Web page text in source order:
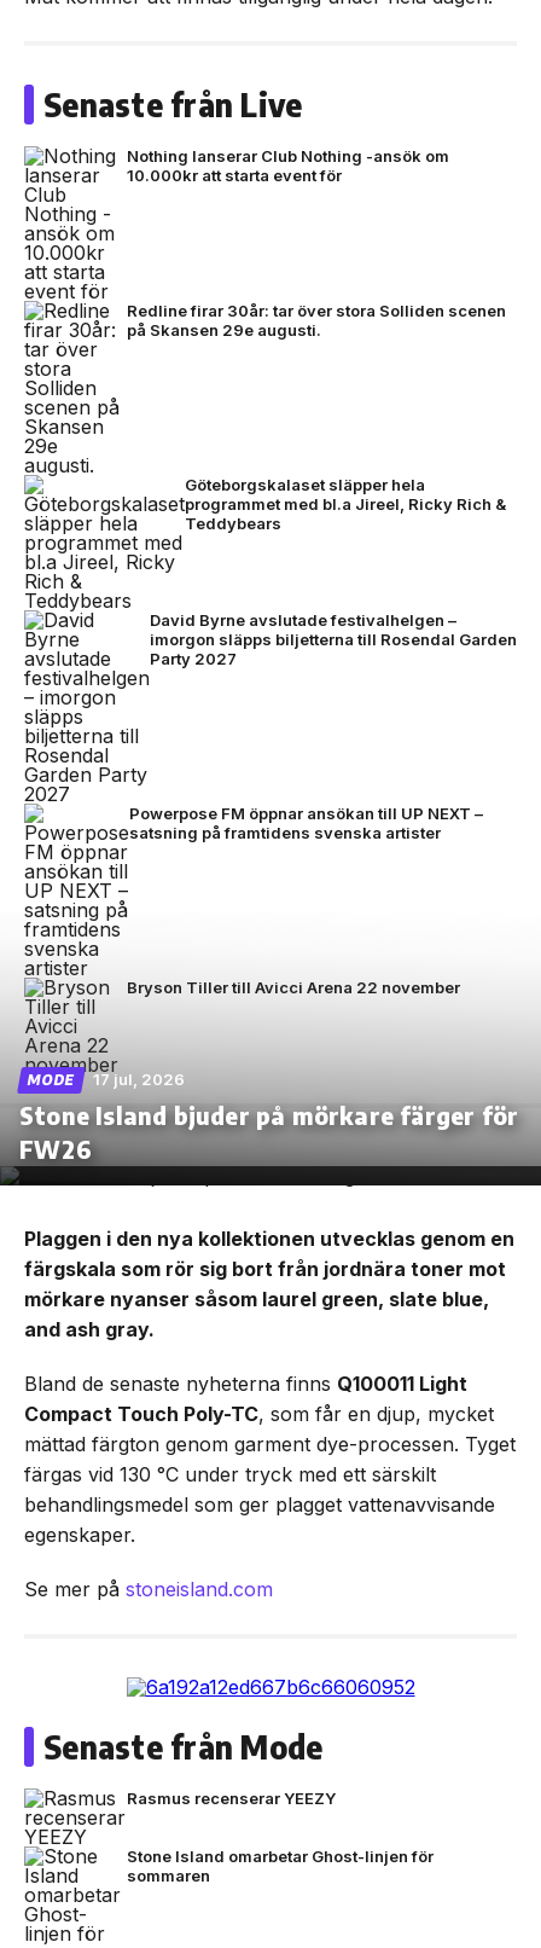
Senaste från Live
Nothing lanserar Club Nothing -ansök om
10.000kr att starta event för
Redline firar 30år: tar över stora Solliden scenen
på Skansen 29e augusti.
Göteborgskalaset släpper hela
programmet med bl.a Jireel, Ricky Rich &
Teddybears
David Byrne avslutade festivalhelgen –
imorgon släpps biljetterna till Rosendal Garden
Party 2027
Powerpose FM öppnar ansökan till UP NEXT –
satsning på framtidens svenska artister
Bryson Tiller till Avicci Arena 22 november
MODE 17 jul, 2026
Stone Island bjuder på mörkare färger för
FW26
Plaggen i den nya kollektionen utvecklas genom en
färgskala som rör sig bort från jordnära toner mot
mörkare nyanser såsom laurel green, slate blue,
and ash gray.
Bland de senaste nyheterna finns Q100011 Light
Compact Touch Poly-TC, som får en djup, mycket
mättad färgton genom garment dye-processen. Tyget
färgas vid 130 °C under tryck med ett särskilt
behandlingsmedel som ger plagget vattenavvisande
egenskaper.
Se mer på stoneisland.com
Senaste från Mode
Rasmus recenserar YEEZY
Stone Island omarbetar Ghost-linjen för
sommaren